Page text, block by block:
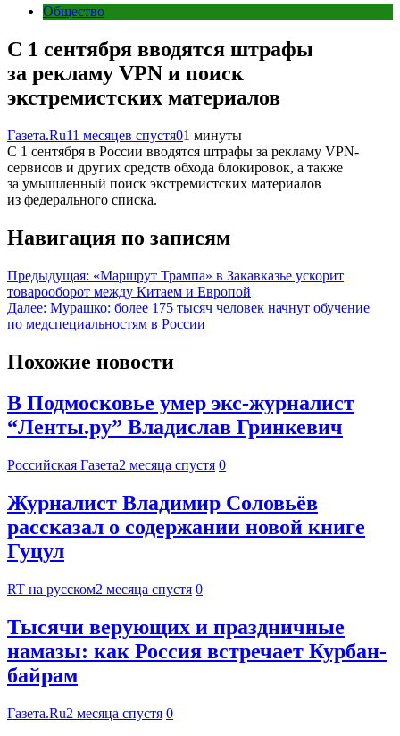
Общество
С 1 сентября вводятся штрафы
за рекламу VPN и поиск
экстремистских материалов
Газета.Ru11 месяцев спустя01 минуты
С 1 сентября в России вводятся штрафы за рекламу VPN-
сервисов и других средств обхода блокировок, а также
за умышленный поиск экстремистских материалов
из федерального списка.
Навигация по записям
Предыдущая: «Маршрут Трампа» в Закавказье ускорит
товарооборот между Китаем и Европой
Далее: Мурашко: более 175 тысяч человек начнут обучение
по медспециальностям в России
Похожие новости
В Подмосковье умер экс-журналист
“Ленты.ру” Владислав Гринкевич
Российская Газета2 месяца спустя 0
Журналист Владимир Соловьёв
рассказал о содержании новой книге
Гуцул
RT на русском2 месяца спустя 0
Тысячи верующих и праздничные
намазы: как Россия встречает Курбан-
байрам
Газета.Ru2 месяца спустя 0